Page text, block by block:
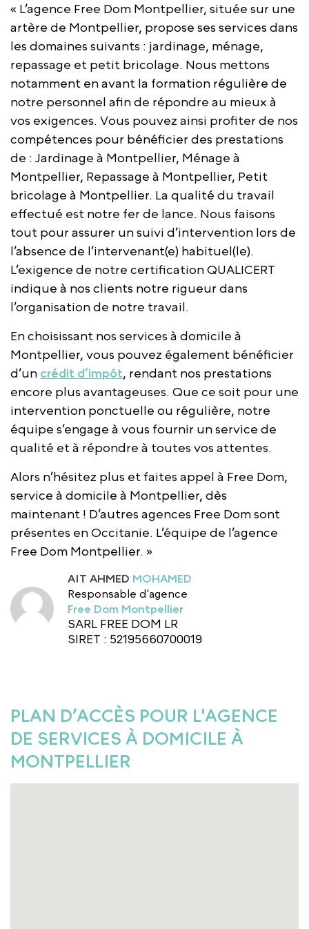
« L’agence Free Dom Montpellier, située sur une
artère de Montpellier, propose ses services dans
les domaines suivants : jardinage, ménage,
repassage et petit bricolage. Nous mettons
notamment en avant la formation régulière de
notre personnel afin de répondre au mieux à
vos exigences. Vous pouvez ainsi profiter de nos
compétences pour bénéficier des prestations
de : Jardinage à Montpellier, Ménage à
Montpellier, Repassage à Montpellier, Petit
bricolage à Montpellier. La qualité du travail
effectué est notre fer de lance. Nous faisons
tout pour assurer un suivi d’intervention lors de
l’absence de l’intervenant(e) habituel(le).
L’exigence de notre certification QUALICERT
indique à nos clients notre rigueur dans
l’organisation de notre travail.
En choisissant nos services à domicile à
Montpellier, vous pouvez également bénéficier
d’un crédit d’impôt, rendant nos prestations
encore plus avantageuses. Que ce soit pour une
intervention ponctuelle ou régulière, notre
équipe s’engage à vous fournir un service de
qualité et à répondre à toutes vos attentes.
Alors n’hésitez plus et faites appel à Free Dom,
service à domicile à Montpellier, dès
maintenant ! D’autres agences Free Dom sont
présentes en Occitanie. L’équipe de l’agence
Free Dom Montpellier. »
AIT AHMED MOHAMED
Responsable d'agence
Free Dom Montpellier
SARL FREE DOM LR
SIRET : 52195660700019
PLAN D’ACCÈS POUR L'AGENCE
DE SERVICES À DOMICILE À
MONTPELLIER